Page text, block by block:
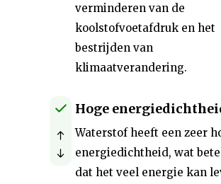
verminderen van de
koolstofvoetafdruk en het
bestrijden van
klimaatverandering.
Hoge
Waterstof heeft een zeer
energiedichtheid, wat
dat het veel energie kan